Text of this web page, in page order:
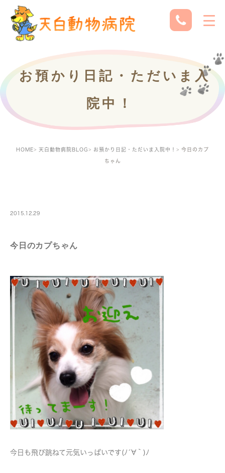
お預かり日記・ただいま入
院中！
HOME 天白動物病院BLOG お預かり日記・ただいま入院中！ 今日のカプ
ちゃん
2015.12.29
今日のカプちゃん
今日も飛び跳ねて元気いっぱいです(ﾉ´∀｀)ﾉ